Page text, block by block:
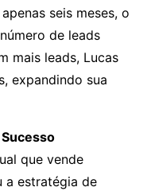
seis meses, o
de leads
mais leads, Lucas
expandindo sua
que vende
a estratégia de